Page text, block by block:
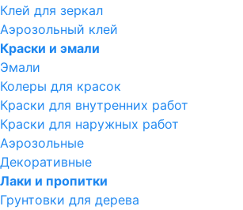
Клей для зеркал
Аэрозольный клей
Краски и эмали
Эмали
Колеры для красок
Краски для внутренних работ
Краски для наружных работ
Аэрозольные
Декоративные
Лаки и пропитки
Грунтовки для дерева